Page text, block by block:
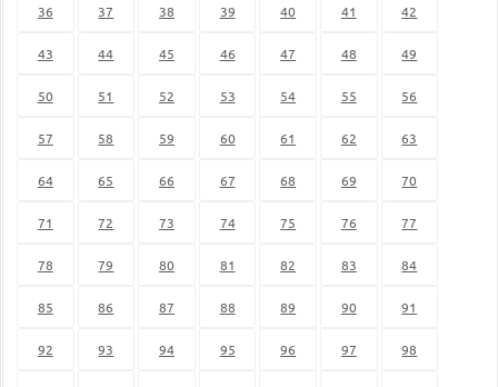
36 37 38 39 40 41 42
43 44 45 46 47 48 49
50 51 52 53 54 55 56
57 58 59 60 61 62 63
64 65 66 67 68 69 70
71 72 73 74 75 76 77
78 79 80 81 82 83 84
85 86 87 88 89 90 91
92 93 94 95 96 97 98